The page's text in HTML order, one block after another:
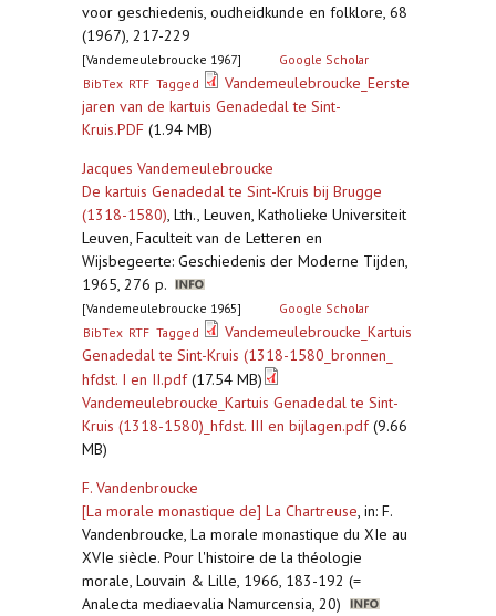
voor geschiedenis, oudheidkunde en folklore, 68
(1967), 217-229
[Vandemeulebroucke 1967]
Google Scholar
BibTex RTF Tagged
Vandemeulebroucke_Eerste
jaren van de kartuis Genadedal te Sint-
Kruis.PDF (1.94 MB)
Jacques Vandemeulebroucke
De kartuis Genadedal te Sint-Kruis bij Brugge
(1318-1580), Lth., Leuven, Katholieke Universiteit
Leuven, Faculteit van de Letteren en
Wijsbegeerte: Geschiedenis der Moderne Tijden,
1965, 276 p.
[Vandemeulebroucke 1965]
Google Scholar
BibTex RTF Tagged
Vandemeulebroucke_Kartuis
Genadedal te Sint-Kruis (1318-1580_bronnen_
hfdst. I en II.pdf(17.54 MB)
Vandemeulebroucke_Kartuis Genadedal te Sint-
Kruis (1318-1580)_hfdst. III en bijlagen.pdf(9.66
MB)
F. Vandenbroucke
[La morale monastique de] La Chartreuse, in: F.
Vandenbroucke, La morale monastique du XIe au
XVIe siècle. Pour l'histoire de la théologie
morale, Louvain & Lille, 1966, 183-192 (=
Analecta mediaevalia Namurcensia, 20)